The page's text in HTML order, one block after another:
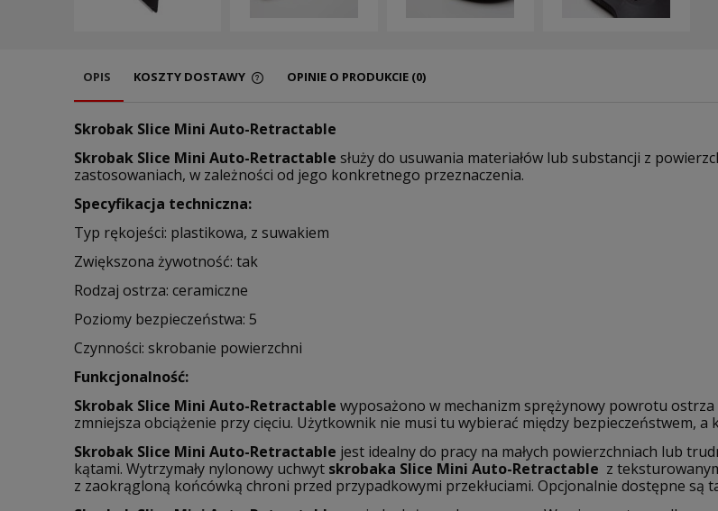
OPIS KOSZTY DOSTAWY OPINIE O PRODUKCIE (0)
Skrobak Slice Mini Auto-Retractable
Skrobak Slice Mini Auto-Retractable służy do usuwania materiałów lub substancji z
zastosowaniach, w zależności od jego konkretnego przeznaczenia.
Specyfikacja techniczna:
Typ rękojeści: plastikowa, z suwakiem
Zwiększona żywotność: tak
Rodzaj ostrza: ceramiczne
Poziomy bezpieczeństwa: 5
Czynności: skrobanie powierzchni
Funkcjonalność:
Skrobak Slice Mini Auto-Retractable wyposażono w mechanizm sprężynowy powrotu
zmniejsza obciążenie przy cięciu. Użytkownik nie musi tu wybierać między bezpieczeństwem, a
Skrobak Slice Mini Auto-Retractable jest idealny do pracy na małych powierzchniach lub
kątami. Wytrzymały nylonowy uchwyt skrobaka Slice Mini Auto-Retractable z
z zaokrągloną końcówką chroni przed przypadkowymi przekłuciami. Opcjonalnie dostępne są